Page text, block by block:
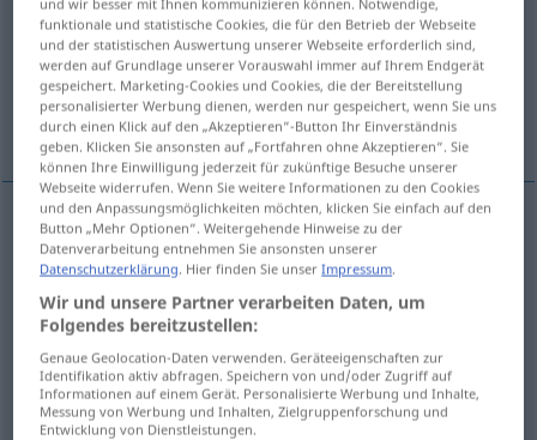
Übersicht aller Übersetzungen
(Für mehr Details die Übersetzung anklicken/antippen)
Vordruck, Muster, Paradigma, Formblatt
Vordruckm obrazac
Formblattn obrazac
Mustern obrazac
Paradigman obrazac GRAM
funktionale und statistische Cookies, die für den Betrieb der Webseite
und der statistischen Auswertung unserer Webseite erforderlich sind,
werden auf Grundlage unserer Vorauswahl immer auf Ihrem Endgerät
gespeichert. Marketing-Cookies und Cookies, die der Bereitstellung
personalisierter Werbung dienen, werden nur gespeichert, wenn Sie uns
durch einen Klick auf den „Akzeptieren“-Button Ihr Einverständnis
geben. Klicken Sie ansonsten auf „Fortfahren ohne Akzeptieren“. Sie
können Ihre Einwilligung jederzeit für zukünftige Besuche unserer
Webseite widerrufen. Wenn Sie weitere Informationen zu den Cookies
und den Anpassungsmöglichkeiten möchten, klicken Sie einfach auf den
Button „Mehr Optionen“. Weitergehende Hinweise zu der
Datenverarbeitung entnehmen Sie ansonsten unserer
Datenschutzerklärung. Hier finden Sie unserImpressum.
Wir und unsere Partner verarbeiten Daten, um
Folgendes bereitzustellen:
Genaue Geolocation-Daten verwenden. Geräteeigenschaften zur
Identifikation aktiv abfragen. Speichern von und/oder Zugriff auf
Informationen auf einem Gerät. Personalisierte Werbung und Inhalte,
Messung von Werbung und Inhalten, Zielgruppenforschung und
Entwicklung von Dienstleistungen.